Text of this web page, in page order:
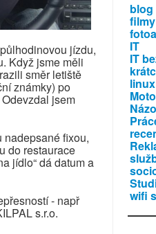
jízdu,
Když jsme měli
směr letiště
známky) po
Odevzdal jsem
nadepsané fixou,
do restaurace
jídlo“ dá datum a
- např
s.r.o.
blog
filmy
IT
IT
linux
wifi